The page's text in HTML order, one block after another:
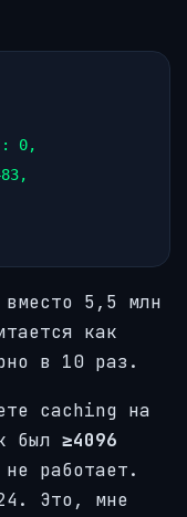
: 0,
,
вместо 5,5 млн
как
в 10 раз.
caching на
был ≥4096
работает.
Это, мне